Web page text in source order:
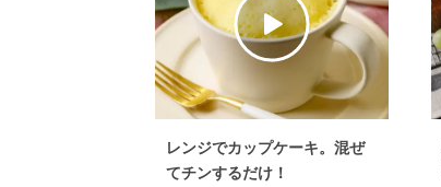
レンジでカップケーキ。混ぜ
てチンするだけ！